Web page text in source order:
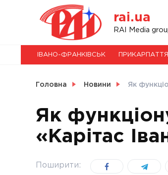
rai.ua
RAI Media
НОВИНИ
СВІТ
УКРАЇНА
ІВАНО-ФРАНКІВСЬК ПРИКАРПАТТЯ
Головна Новини Як
Як
«Карітас
Поширити: